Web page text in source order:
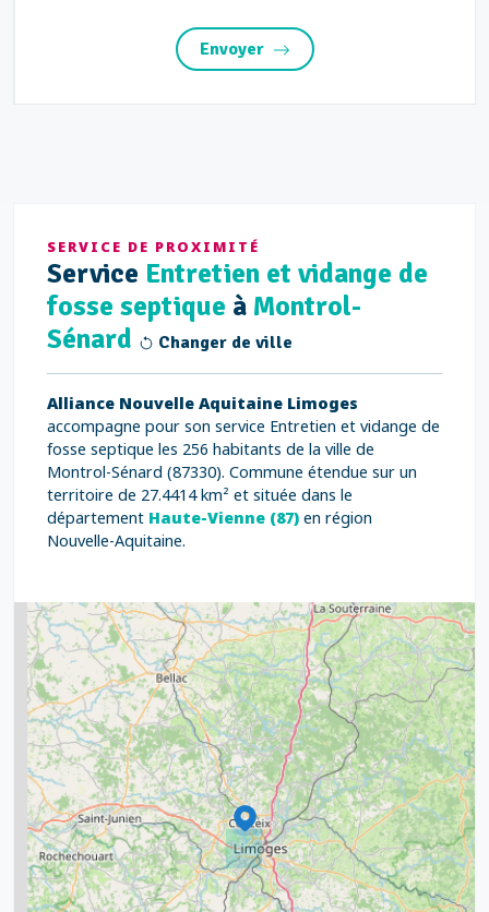
Envoyer
SERVICE DE PROXIMITÉ
Service Entretien et vidange de
fosse septique à Montrol-
Sénard
Changer de ville
Alliance Nouvelle Aquitaine Limoges
accompagne pour son service Entretien et vidange de
fosse septique les 256 habitants de la ville de
Montrol-Sénard (87330). Commune étendue sur un
territoire de 27.4414 km² et située dans le
département Haute-Vienne (87) en région
Nouvelle-Aquitaine.
2
8
7
6
20
2
9
8
5
11
15
7